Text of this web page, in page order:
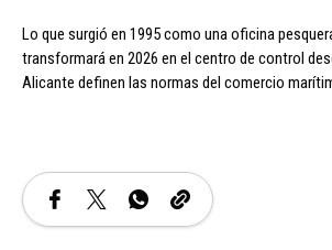
Lo que surgió en 1995 como una oficina
transformará en 2026 en el centro de control
Alicante definen las normas del comercio